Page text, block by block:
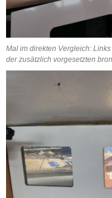
Mal im direkten Vergleich:
der zusätzlich vorgesetzten